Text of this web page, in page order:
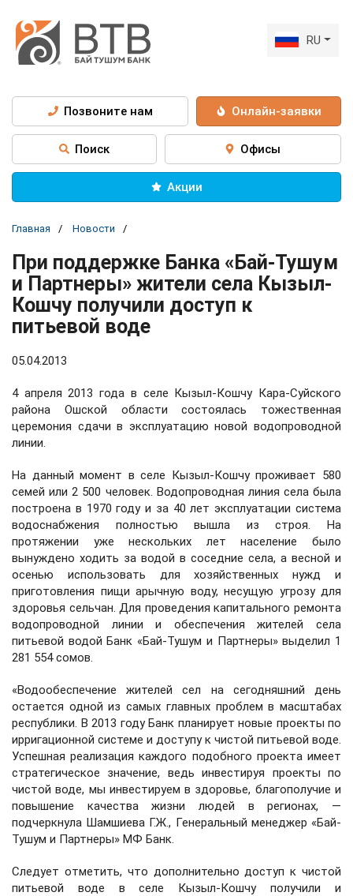
RU
Позвоните нам Онлайн-заявки
Поиск Офисы
Акции
Главная Новости
При поддержке Банка «Бай-Тушум
и Партнеры» жители села Кызыл-
Кошчу получили доступ к
питьевой воде
05.04.2013
4 апреля 2013 года в селе Кызыл-Кошчу Кара-Суйского
района Ошской области состоялась тожественная
церемония сдачи в эксплуатацию новой водопроводной
линии.
На данный момент в селе Кызыл-Кошчу проживает 580
семей или 2 500 человек. Водопроводная линия села была
построена в 1970 году и за 40 лет эксплуатации система
водоснабжения полностью вышла из строя. На
протяжении уже нескольких лет население было
вынуждено ходить за водой в соседние села, а весной и
осенью использовать для хозяйственных нужд и
приготовления пищи арычную воду, несущую угрозу для
здоровья сельчан. Для проведения капитального ремонта
водопроводной линии и обеспечения жителей села
питьевой водой Банк «Бай-Тушум и Партнеры» выделил 1
281 554 сомов.
«Водообеспечение жителей сел на сегодняшний день
остается одной из самых главных проблем в масштабах
республики. В 2013 году Банк планирует новые проекты по
ирригационной системе и доступу к чистой питьевой воде.
Успешная реализация каждого подобного проекта имеет
стратегическое значение, ведь инвестируя проекты по
чистой воде, мы инвестируем в здоровье, благополучие и
повышение качества жизни людей в регионах, —
подчеркнула Шамшиева Г.Ж., Генеральный менеджер «Бай-
Тушум и Партнеры» МФ Банк.
Следует отметить, что дополнительно доступ к чистой
питьевой воде в селе Кызыл-Кошчу получили и